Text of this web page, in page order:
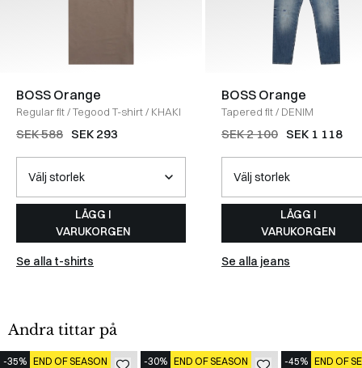
BOSS Orange
Regular fit/Tegood T-shirt/ KHAKI
SEK 588 SEK 293
LÄGG I
VARUKORGEN
Se alla t-shirts
BOSS Orange
Tapered fit/ DENIM
SEK 2 100 SEK 1 118
LÄGG I
VARUKORGEN
Se alla jeans
Andra tittar på
-35% END OF SEASON -30% END OF SEASON -45% END OF